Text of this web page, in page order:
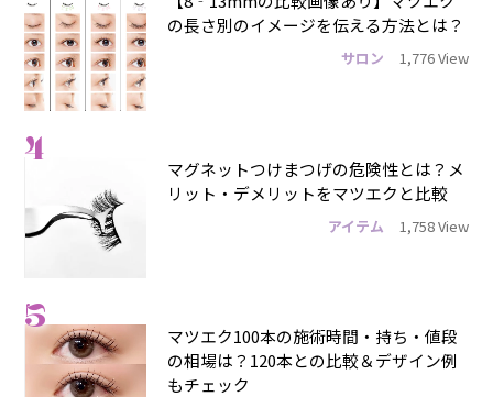
の長さ別のイメージを伝える方法とは？
サロン 1,776 View
4
マグネットつけまつげの危険性とは？メ
リット・デメリットをマツエクと比較
アイテム 1,758 View
5
マツエク100本の施術時間・持ち・値段
の相場は？120本との比較＆デザイン例
もチェック